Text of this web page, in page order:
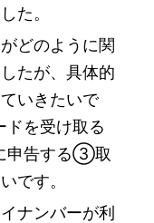
た。
どのように関
たが、具体的
いきたいで
を受け取る
申告する③取
です。
ナンバーが利